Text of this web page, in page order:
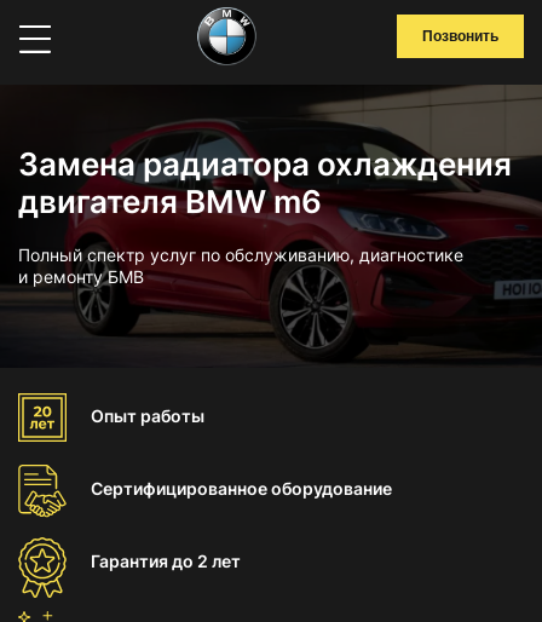
Позвонить
Замена радиатора охлаждения
двигателя BMW m6
Полный спектр услуг по обслуживанию, диагностике
и ремонту БМВ
Опыт работы
Сертифицированноеоборудование
Гарантиядо 2 лет